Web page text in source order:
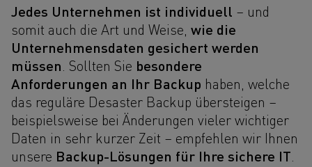
Jedes Unternehmen ist individuell – und
somit auch die Art und Weise, wie die
Unternehmensdaten gesichert werden
müssen . Sollten Sie besondere
Anforderungen an Ihr Backup haben, welche
das reguläre Desaster Backup übersteigen –
beispielsweise bei Änderungen vieler wichtiger
Daten in sehr kurzer Zeit – empfehlen wir Ihnen
unsere Backup-Lösungen für Ihre sichere IT